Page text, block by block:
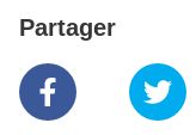
Partager